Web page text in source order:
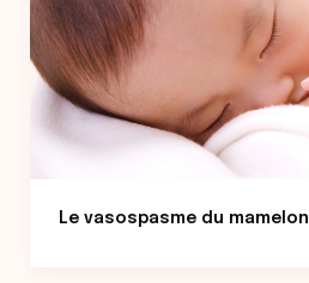
Le vasospasme du mamelon